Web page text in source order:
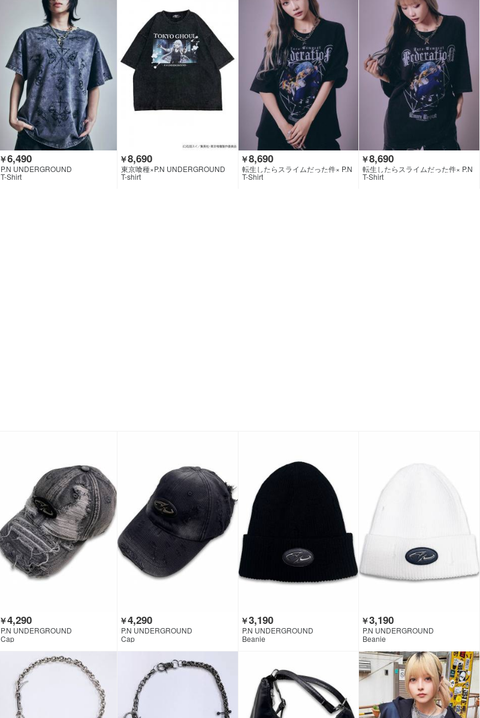
￥6,490
P.N UNDERGROUND
T-Shirt
￥8,690
東京喰種×P.N UNDERGROUND
T-shirt
￥8,690
転生したらスライムだった件× P.N
UNDERGROUND
T-Shirt
￥8,690
転生したらスライムだった件× P.N
UNDERGROUND
T-Shirt
￥4,290
P.N UNDERGROUND
Cap
￥4,290
P.N UNDERGROUND
Cap
￥3,190
P.N UNDERGROUND
Beanie
￥3,190
P.N UNDERGROUND
Beanie